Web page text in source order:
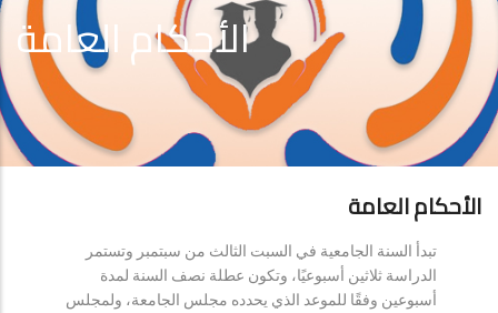
الأحكام العامة
الأحكام العامة
تبدأ السنة الجامعية في السبت الثالث من سبتمبر وتستمر
الدراسة ثلاثين أسبوعيًا، وتكون عطلة نصف السنة لمدة
أسبوعين وفقًا للموعد الذي يحدده مجلس الجامعة، ولمجلس